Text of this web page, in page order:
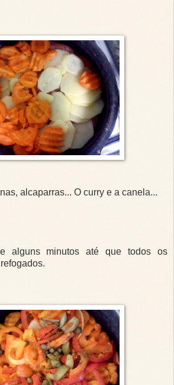
alcaparras... O curry e a canela...
alguns minutos até que todos os